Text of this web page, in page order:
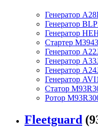
Генератор
Генератор
Генератор
Стартер
Генератор
Генератор
Генератор
Генератор
Статор
Ротор
Fleetguard